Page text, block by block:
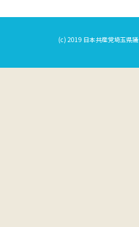
(c) 2019 日本共産党埼玉県